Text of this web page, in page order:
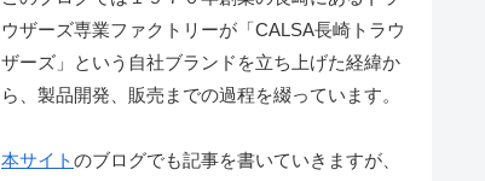
ウザーズ専業ファクトリーが「CALSA長崎トラウ
ザーズ」という自社ブランドを立ち上げた経緯か
ら、製品開発、販売までの過程を綴っています。
本サイトのブログでも記事を書いていきますが、